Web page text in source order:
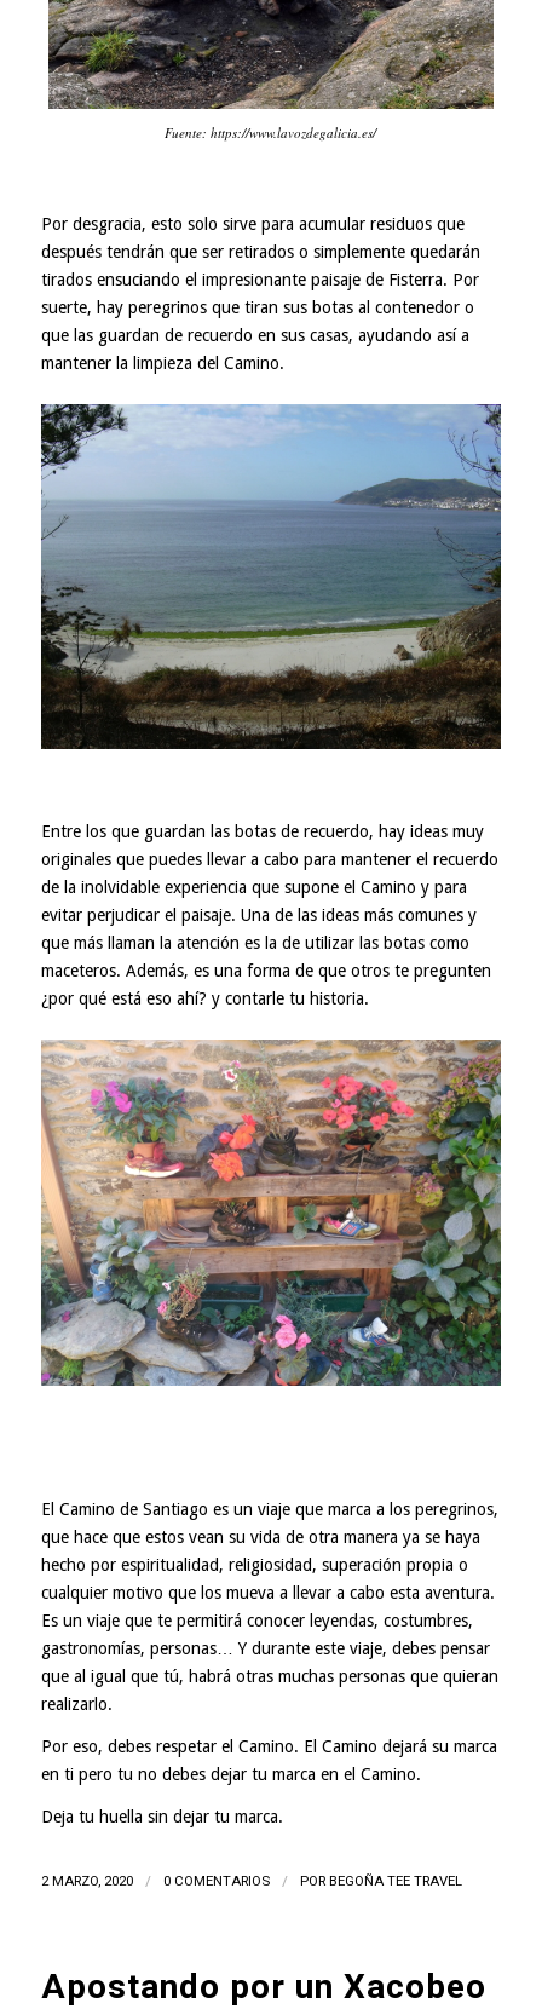
Fuente: https://www.lavozdegalicia.es/
Por desgracia, esto solo sirve para acumular residuos que
después tendrán que ser retirados o simplemente quedarán
tirados ensuciando el impresionante paisaje de Fisterra. Por
suerte, hay peregrinos que tiran sus botas al contenedor o
que las guardan de recuerdo en sus casas, ayudando así a
mantener la limpieza del Camino.
Entre los que guardan las botas de recuerdo, hay ideas muy
originales que puedes llevar a cabo para mantener el recuerdo
de la inolvidable experiencia que supone el Camino y para
evitar perjudicar el paisaje. Una de las ideas más comunes y
que más llaman la atención es la de utilizar las botas como
maceteros. Además, es una forma de que otros te pregunten
¿por qué está eso ahí? y contarle tu historia.
El Camino de Santiago es un viaje que marca a los peregrinos,
que hace que estos vean su vida de otra manera ya se haya
hecho por espiritualidad, religiosidad, superación propia o
cualquier motivo que los mueva a llevar a cabo esta aventura.
Es un viaje que te permitirá conocer leyendas, costumbres,
gastronomías, personas… Y durante este viaje, debes pensar
que al igual que tú, habrá otras muchas personas que quieran
realizarlo.
Por eso, debes respetar el Camino. El Camino dejará su marca
en ti pero tu no debes dejar tu marca en el Camino.
Deja tu huella sin dejar tu marca.
2 MARZO, 2020 / 0 COMENTARIOS / POR BEGOÑA TEE TRAVEL
Apostando por un Xacobeo